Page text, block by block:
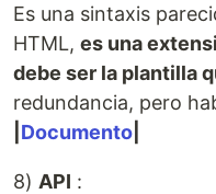
Es una sintaxis
HTML, es una
debe ser la plantilla
redundancia, pero
Documento
8) API :